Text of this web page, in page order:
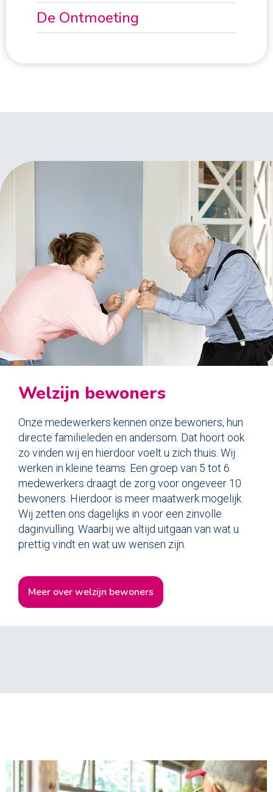
De Ontmoeting
Welzijn bewoners
Onze medewerkers kennen onze bewoners, hun
directe familieleden en andersom. Dat hoort ook
zo vinden wij en hierdoor voelt u zich thuis. Wij
werken in kleine teams. Een groep van 5 tot 6
medewerkers draagt de zorg voor ongeveer 10
bewoners. Hierdoor is meer maatwerk mogelijk.
Wij zetten ons dagelijks in voor een zinvolle
daginvulling. Waarbij we altijd uitgaan van wat u
prettig vindt en wat uw wensen zijn.
meer over welzijn bewoners